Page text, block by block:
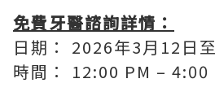
免費牙醫諮詢詳情：
日期： 2026年3月12日
時間： 12:00 PM – 4:00